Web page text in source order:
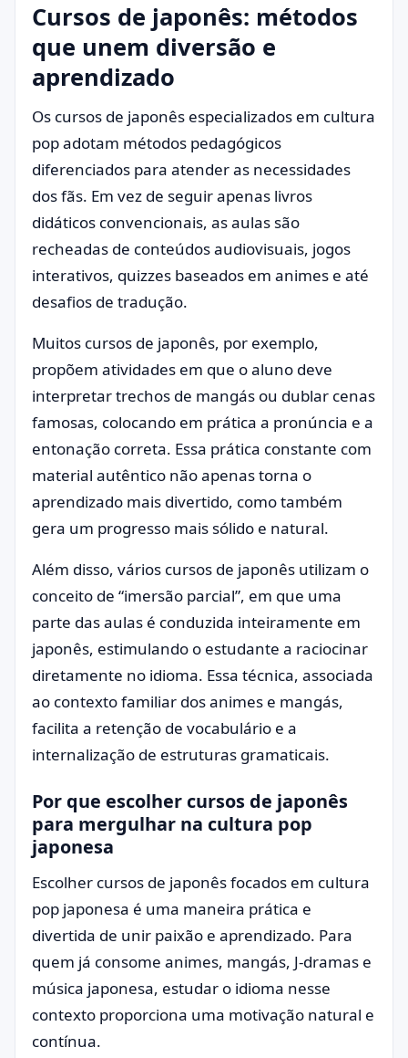
Cursos de japonês: métodos
que unem diversão e
aprendizado
Os cursos de japonês especializados em cultura
pop adotam métodos pedagógicos
diferenciados para atender as necessidades
dos fãs. Em vez de seguir apenas livros
didáticos convencionais, as aulas são
recheadas de conteúdos audiovisuais, jogos
interativos, quizzes baseados em animes e até
desafios de tradução.
Muitos cursos de japonês, por exemplo,
propõem atividades em que o aluno deve
interpretar trechos de mangás ou dublar cenas
famosas, colocando em prática a pronúncia e a
entonação correta. Essa prática constante com
material autêntico não apenas torna o
aprendizado mais divertido, como também
gera um progresso mais sólido e natural.
Além disso, vários cursos de japonês utilizam o
conceito de “imersão parcial”, em que uma
parte das aulas é conduzida inteiramente em
japonês, estimulando o estudante a raciocinar
diretamente no idioma. Essa técnica, associada
ao contexto familiar dos animes e mangás,
facilita a retenção de vocabulário e a
internalização de estruturas gramaticais.
Por que escolher cursos de japonês
para mergulhar na cultura pop
japonesa
Escolher cursos de japonês focados em cultura
pop japonesa é uma maneira prática e
divertida de unir paixão e aprendizado. Para
quem já consome animes, mangás, J-dramas e
música japonesa, estudar o idioma nesse
contexto proporciona uma motivação natural e
contínua.